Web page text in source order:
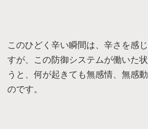
このひどく辛い瞬間は、辛さを感
すが、この防御システムが働いた
うと、何が起きても無感情、無感
のです。